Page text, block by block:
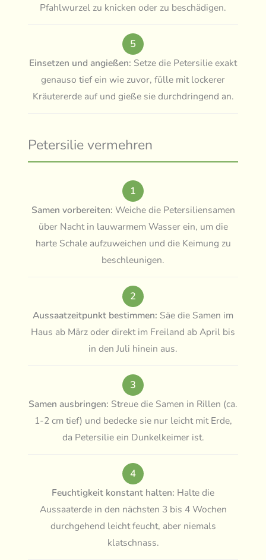
Pfahlwurzel zu knicken oder zu beschädigen.
5
Einsetzen und angießen: Setze die Petersilie exakt
genauso tief ein wie zuvor, fülle mit lockerer
Kräutererde auf und gieße sie durchdringend an.
Petersilie vermehren
1
Samen vorbereiten: Weiche die Petersiliensamen
über Nacht in lauwarmem Wasser ein, um die
harte Schale aufzuweichen und die Keimung zu
beschleunigen.
2
Aussaatzeitpunkt bestimmen: Säe die Samen im
Haus ab März oder direkt im Freiland ab April bis
in den Juli hinein aus.
3
Samen ausbringen: Streue die Samen in Rillen (ca.
1-2 cm tief) und bedecke sie nur leicht mit Erde,
da Petersilie ein Dunkelkeimer ist.
4
Feuchtigkeit konstant halten: Halte die
Aussaaterde in den nächsten 3 bis 4 Wochen
durchgehend leicht feucht, aber niemals
klatschnass.